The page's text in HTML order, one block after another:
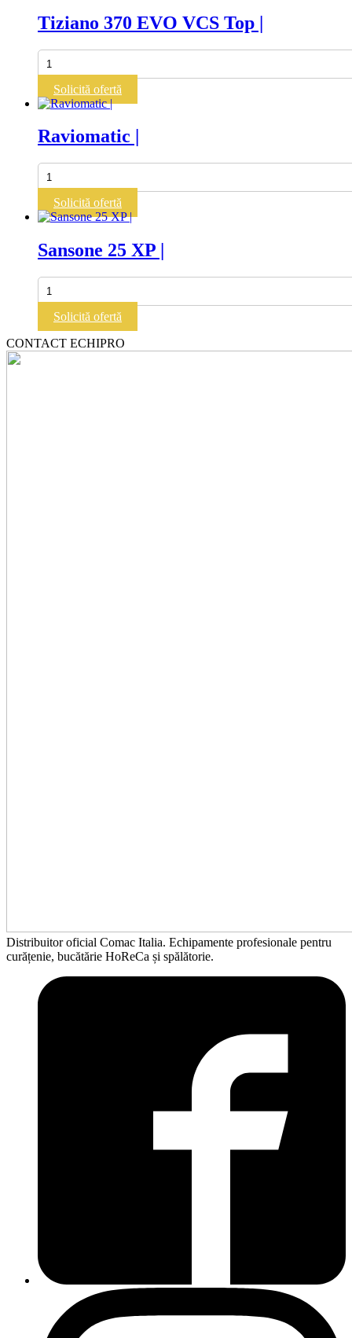
Tiziano 370 EVO VCS Top |
Cantitate
Tiziano
370
EVO
VCS
|
Solicită ofertă
Raviomatic |
Cantitate
Raviomatic
Solicită ofertă
Sansone 25 XP |
Cantitate
Sansone
|
Solicită ofertă
CONTACT ECHIPRO
Distribuitor oficial Comac Italia. Echipamente profesionale pentru
curățenie, bucătărie HoReCa și spălătorie.